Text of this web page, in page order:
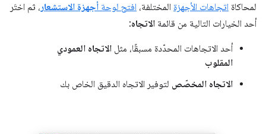
لمحاكاة اتجاهات الأجهزة المختلفة، افتح لوحة أجهزة الاستشعار ، ثم اختَر
أحد الخيارات التالية من قائمة الاتجاه:
أحد الاتجاهات المحدّدة مسبقًا، مثل الاتجاه العمودي
المقلوب
الاتجاه المخصّص لتوفير الاتجاه الدقيق الخاص بك